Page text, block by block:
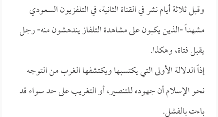
وقبل ثلاثة أيام نشر في القناة الثانية، في التلفزيون السعودي
مشهداً -الذين يكبون على مشاهدة التلفاز يندهشون منه- رجل
يقبل فتاة، وهكذا.
إذاً الدلالة الأولى التي يكتسبها ويكتشفها الغرب من التوجه
نحو الإسلام أن جهوده للتنصير، أو التغريب على حد سواء قد
باءت بالفشل.